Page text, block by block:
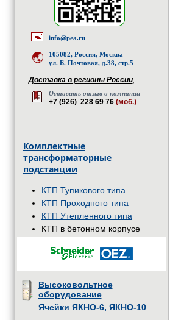
info@pea.ru
105082, Россия, Москва
ул. Б. Почтовая, д.38, стр.5
Доставка в регионы России,
Оставить отзыв о компании
+7 (926) 228 69 76 (моб.)
Комплектные
трансформаторные
подстанции
КТП Тупикового типа
КТП Проходного типа
КТП Утепленного типа
КТП в бетонном корпусе
Высоковольтное
оборудование
Ячейки ЯКНО-6, ЯКНО-10